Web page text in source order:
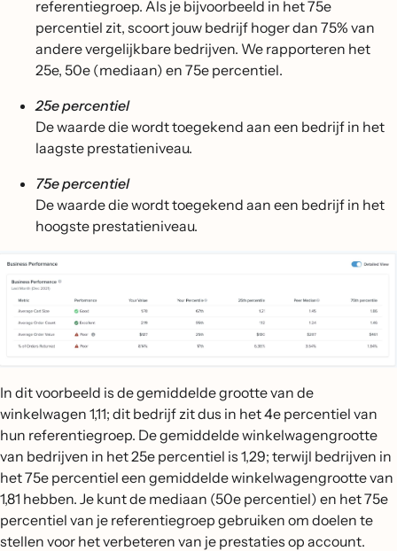
referentiegroep. Als je bijvoorbeeld in het 75e
percentiel zit, scoort jouw bedrijf hoger dan 75% van
andere vergelijkbare bedrijven. We rapporteren het
25e, 50e (mediaan) en 75e percentiel.
25e percentiel
De waarde die wordt toegekend aan een bedrijf in het
laagste prestatieniveau.
75e percentiel
De waarde die wordt toegekend aan een bedrijf in het
hoogste prestatieniveau.
In dit voorbeeld is de gemiddelde grootte van de
winkelwagen 1,11; dit bedrijf zit dus in het 4e percentiel van
hun referentiegroep. De gemiddelde winkelwagengrootte
van bedrijven in het 25e percentiel is 1,29; terwijl bedrijven in
het 75e percentiel een gemiddelde winkelwagengrootte van
1,81 hebben. Je kunt de mediaan (50e percentiel) en het 75e
percentiel van je referentiegroep gebruiken om doelen te
stellen voor het verbeteren van je prestaties op account.